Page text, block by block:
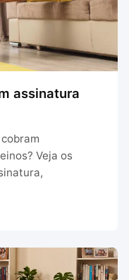
assinatura
Veja os